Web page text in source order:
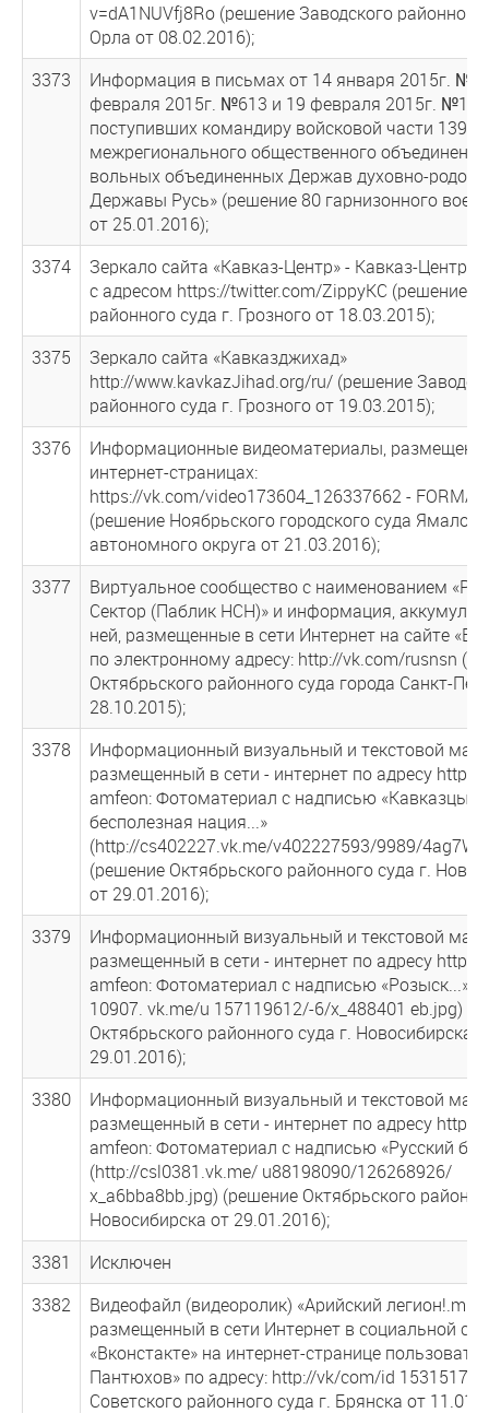
v=dA1NUVfj8Ro (решение Заводского районного
Орла от 08.02.2016);
3373
Информация в письмах от 14 января 2015г.
февраля 2015г. №613 и 19 февраля 2015г.
поступивших командиру войсковой части
межрегионального общественного
вольных объединенных Держав духовно-
Державы Русь» (решение 80 гарнизонного
от 25.01.2016);
3374
Зеркало сайта «Кавказ-Центр» - Кавказ-Центр в
с адресом https://twitter.com/ZippyKC (решение
районного суда г. Грозного от 18.03.2015);
3375
Зеркало сайта «Кавказджихад»
http://www.kavkazJihad.org/ru/ (решение
районного суда г. Грозного от 19.03.2015);
3376
Информационные видеоматериалы,
интернет-страницах:
https://vk.com/video173604_126337662 -
(решение Ноябрьского городского суда Ямало-
автономного округа от 21.03.2016);
3377
Виртуальное сообщество с наименованием
Сектор (Паблик НСН)» и информация,
ней, размещенные в сети Интернет на сайте «В
по электронному адресу: http://vk.com/rusnsn
Октябрьского районного суда города Санкт-
28.10.2015);
3378
Информационный визуальный и текстовой
размещенный в сети - интернет по адресу http://
amfeon: Фотоматериал с надписью «Кавказцы -
бесполезная нация...»
(http://cs402227.vk.me/v402227593/9989/
(решение Октябрьского районного суда г.
от 29.01.2016);
3379
Информационный визуальный и текстовой
размещенный в сети - интернет по адресу http://
amfeon: Фотоматериал с надписью «Розыск...»
10907. vk.me/u 157119612/-6/х_488401 eb.jpg)
Октябрьского районного суда г. Новосибирска
29.01.2016);
3380
Информационный визуальный и текстовой
размещенный в сети - интернет по адресу http://
amfeon: Фотоматериал с надписью «Русский
(http://csl0381.vk.me/ u88198090/126268926/
х_a6bba8bb.jpg) (решение Октябрьского
Новосибирска от 29.01.2016);
3381
Исключен
3382
Видеофайл (видеоролик) «Арийский
размещенный в сети Интернет в социальной
«Вконстакте» на интернет-странице
Пантюхов» по адресу: http://vk/com/id
Советского районного суда г. Брянска от